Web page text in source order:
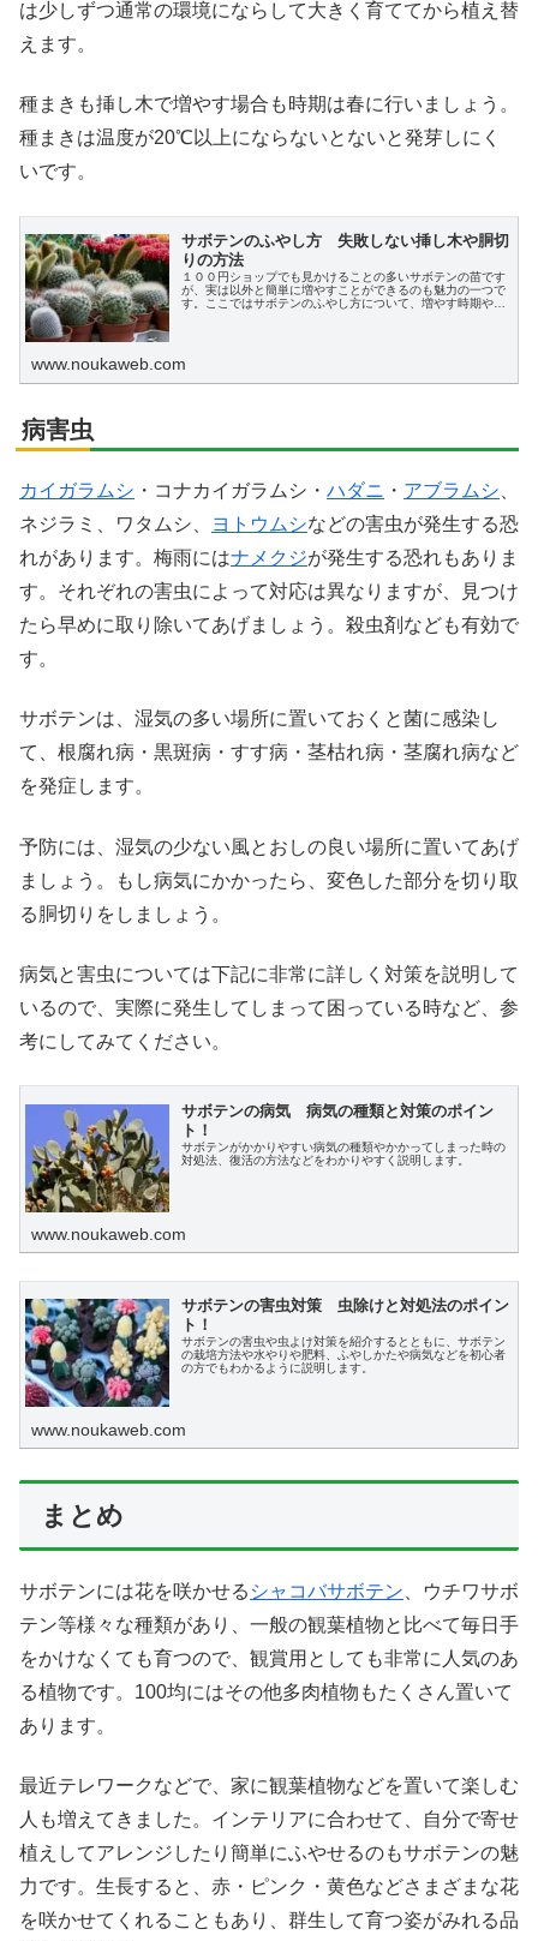
は少しずつ通常の環境にならして大きく育ててから植え替
えます。
種まきも挿し木で増やす場合も時期は春に行いましょう。
種まきは温度が20℃以上にならないとないと発芽しにく
いです。
サボテンのふやし方 失敗しない挿し木や胴切
りの方法
１００円ショップでも見かけることの多いサボテンの苗です
が、実は以外と簡単に増やすことができるのも魅力の一つで
す。ここではサボテンのふやし方について、増やす時期や挿
www.noukaweb.com
病害虫
カイガラムシ ・コナカイガラムシ・ ハダニ ・ アブラムシ
ネジラミ、ワタムシ、
ヨトウムシなどの害虫が発生する恐
れがあります。梅雨にはナメクジが発生する恐れもありま
す。それぞれの害虫によって対応は異なりますが、見つけ
たら早めに取り除いてあげましょう。殺虫剤なども有効で
す。
サボテンは、湿気の多い場所に置いておくと菌に感染し
て、根腐れ病・黒斑病・すす病・茎枯れ病・茎腐れ病など
を発症します。
予防には、湿気の少ない風とおしの良い場所に置いてあげ
ましょう。もし病気にかかったら、変色した部分を切り取
る胴切りをしましょう。
病気と害虫については下記に非常に詳しく対策を説明して
いるので、実際に発生してしまって困っている時など、参
考にしてみてください。
サボテンの病気 病気の種類と対策のポイン
ト！
サボテンがかかりやすい病気の種類やかかってしまった時の
対処法、復活の方法などをわかりやすく説明します。
www.noukaweb.com
サボテンの害虫対策 虫除けと対処法のポイン
ト！
サボテンの害虫や虫よけ対策を紹介するとともに、サボテン
の栽培方法や水やりや肥料、ふやしかたや病気などを初心者
の方でもわかるように説明します。
www.noukaweb.com
まとめ
サボテンには花を咲かせる シャコバサボテン 、ウチワサボ
テン等様々な種類があり、一般の観葉植物と比べて毎日手
をかけなくても育つので、観賞用としても非常に人気のあ
る植物です。100均にはその他多肉植物もたくさん置いて
あります。
最近テレワークなどで、家に観葉植物などを置いて楽しむ
人も増えてきました。インテリアに合わせて、自分で寄せ
植えしてアレンジしたり簡単にふやせるのもサボテンの魅
力です。生長すると、赤・ピンク・黄色などさまざまな花
を咲かせてくれることもあり、群生して育つ姿がみれる品